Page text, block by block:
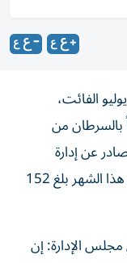
الفائت،
إلى 40 مريضاً بالسرطان من
عن إدارة
الجمعية إلى أن إجمالي الدعم المقدم خلال هذا الشهر بلغ 152
الإدارة: إن